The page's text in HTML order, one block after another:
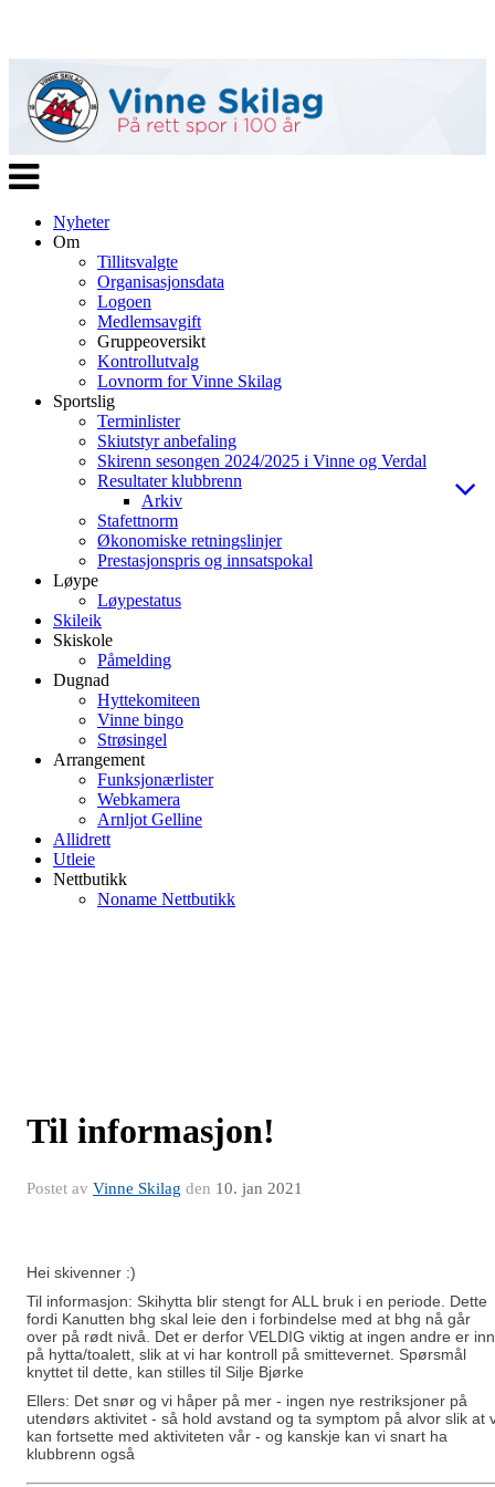
Veksle
navigasjon
Nyheter
Om
Tillitsvalgte
Organisasjonsdata
Logoen
Medlemsavgift
Gruppeoversikt
Kontrollutvalg
Lovnorm for Vinne Skilag
Sportslig
Terminlister
Skiutstyr anbefaling
Skirenn sesongen 2024/2025 i Vinne og Verdal
Resultater klubbrenn
Arkiv
Stafettnorm
Økonomiske retningslinjer
Prestasjonspris og innsatspokal
Løype
Løypestatus
Skileik
Skiskole
Påmelding
Dugnad
Hyttekomiteen
Vinne bingo
Strøsingel
Arrangement
Funksjonærlister
Webkamera
Arnljot Gelline
Allidrett
Utleie
Nettbutikk
Noname Nettbutikk
Til informasjon!
Postet av Vinne Skilag den 10. jan 2021
Hei skivenner :)
Til informasjon: Skihytta blir stengt for ALL bruk i en periode. Dette
fordi Kanutten bhg skal leie den i forbindelse med at bhg nå går
over på rødt nivå. Det er derfor VELDIG viktig at ingen andre er
på hytta/toalett, slik at vi har kontroll på smittevernet. Spørsmål
knyttet til dette, kan stilles til Silje Bjørke
Ellers: Det snør og vi håper på mer - ingen nye restriksjoner på
utendørs aktivitet - så hold avstand og ta symptom på alvor slik at
kan fortsette med aktiviteten vår - og kanskje kan vi snart ha
klubbrenn også